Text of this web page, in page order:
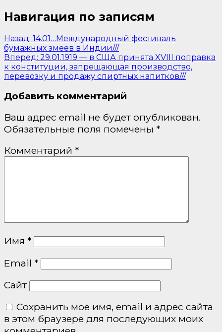
Навигация по записям
Назад: 14.01…Международный фестиваль
бумажных змеев в Индии///
Вперед: 29.01.1919 — в США принята XVIII поправка
к конституции, запрещающая производство,
перевозку и продажу спиртных напитков///
Добавить комментарий
Ваш адрес email не будет опубликован.
Обязательные поля помечены *
Комментарий *
Имя *
Email *
Сайт
Сохранить моё имя, email и адрес сайта
в этом браузере для последующих моих